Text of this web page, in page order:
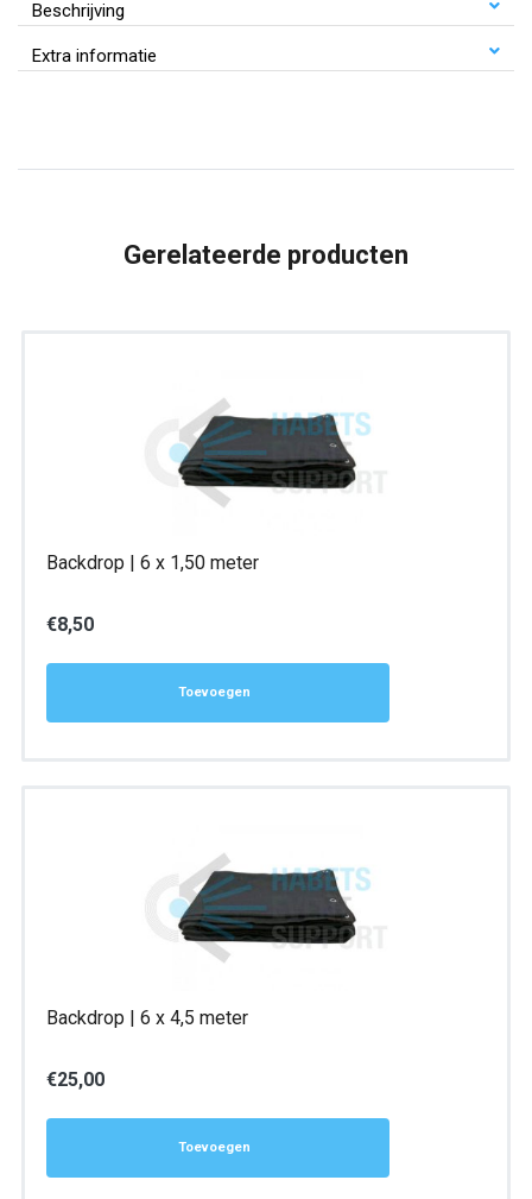
5
x
aantal
Beschrijving
Extra informatie
Gerelateerde producten
Backdrop | 6 x 1,50 meter
€8,50
Toevoegen
Backdrop | 6 x 4,5 meter
€25,00
Toevoegen